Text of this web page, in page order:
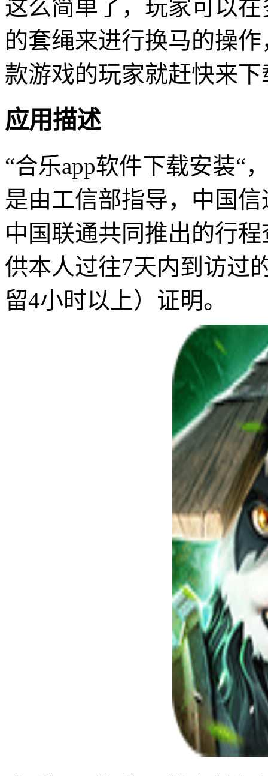
这么简单了，玩家可以
的套绳来进行换马的操
款游戏的玩家就赶快来下
应用描述
“合乐app软件下载安装“
是由工信部指导，中国
中国联通共同推出的行
供本人过往7天内到访过
留4小时以上）证明。